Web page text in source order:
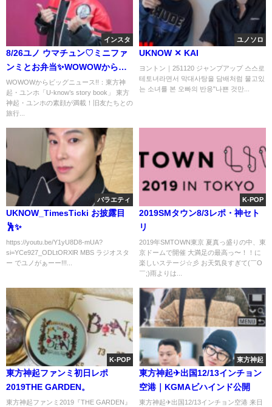
インスタ
8/26ユノ ウマチュン♡ミニファ
ンミとお弁当✨WOWOWからビ
ッグニュース!!売れるコンテンツ
はどんどん公開するべきです👍
WOWOWからビッグニュース!!：東方神
起・ユンホ「U-know’s story book」 東方
神起・ユンホの素顔が満載！旧友たちとの
旅行...
ユノソロ
UKNOW ✕ KAI
ヨントン｜251120 ジャンプアップ 스스로
테토녀라면서 막대사탕을 담배처럼 물고있
는 소녀를 본 오빠의 반응"나쁜 것만...
バラエティ
UKNOW_TimesTicki お披露目
🕺✨️
https://youtu.be/Y1yU8D8-mUA?
si=YCe927_ODLtORXlR MBS ラジオスタ
ー でユノがぁーー!!!...
K-POP
2019SMタウン8/3レポ・神セト
リ
2019年SMTOWN東京 夏真っ盛りの中、東
京ドームで開催 大満足の最高っ〜！！に
楽しいステージ☆彡 お天気良すぎて(￣O
￣;)雨よりは...
K-POP
東方神起ファンミ初日レポ
2019THE GARDEN。
東方神起ファンミ2019『THE GARDEN』
東方神起
東方神起✈出国12/13インチョン
空港｜KGMAビハインド公開
東方神起✈出国12/13インチョン空港 来日